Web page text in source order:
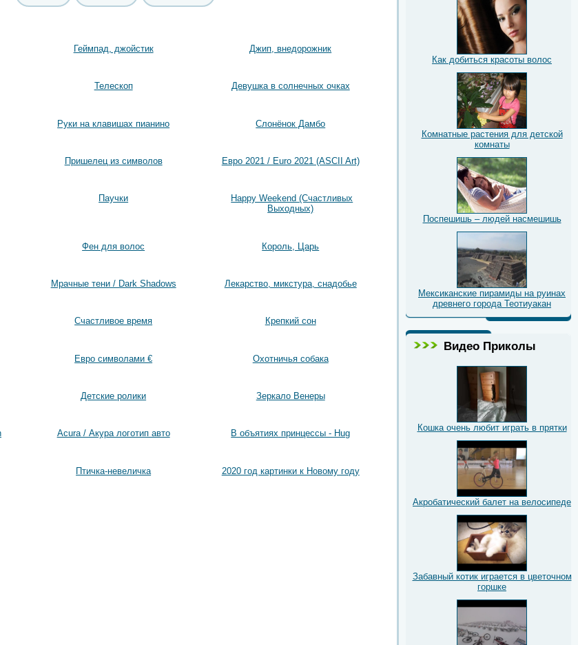
Геймпад, джойстик Джип, внедорожник
Телескоп Девушка в солнечных очках
Руки на клавишах пианино Слонёнок Дамбо
Пришелец из символов Евро 2021 / Euro 2021 (ASCII Art)
Паучки
Happy Weekend (Счастливых
Выходных)
Фен для волос Король, Царь
Мрачные тени / Dark Shadows Лекарство, микстура, снадобье
Счастливое время Крепкий сон
Евро символами € Охотничья собака
Детские ролики Зеркало Венеры
Acura / Акура логотип авто В объятиях принцессы - Hug
Птичка-невеличка 2020 год картинки к Новому году
Как добиться красоты волос
Комнатные растения для детской
комнаты
Поспешишь – людей насмешишь
Мексиканские пирамиды на руинах
древнего города Теотиуакан
Видео Приколы
Кошка очень любит играть в прятки
Акробатический балет на велосипеде
Забавный котик играется в цветочном
горшке